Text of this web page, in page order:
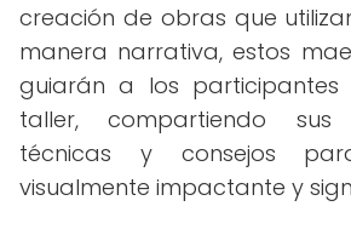
creación de obras que
manera narrativa, estos
guiarán a los
taller, compartiendo sus
técnicas y consejos
visualmente impactante y